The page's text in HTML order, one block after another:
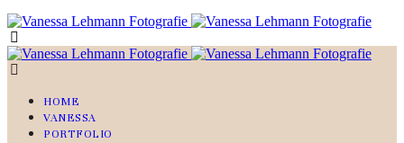
HOME
VANESSA
PORTFOLIO